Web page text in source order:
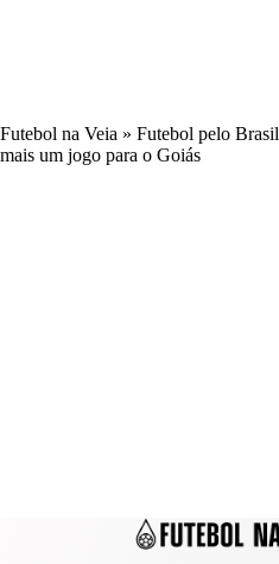
Futebol na Veia » Futebol pelo Brasil
mais um jogo para o Goiás